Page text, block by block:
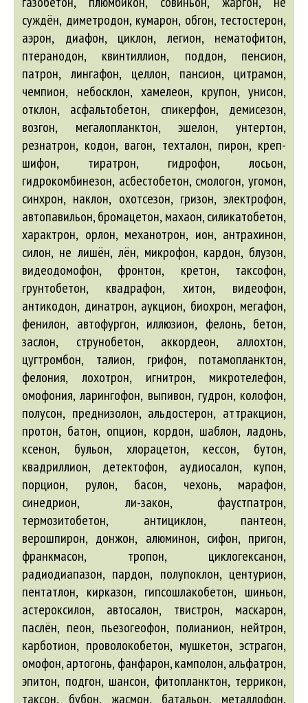
суждён, диметродон, кумарон, обгон, тестостерон,
аэрон, диафон, циклон, легион, нематофитон,
птеранодон, квинтиллион, поддон, пенсион,
патрон, лингафон, целлон, пансион, цитрамон,
чемпион, небосклон, хамелеон, крупон, унисон,
отклон, асфальтобетон, спикерфон, демисезон,
возгон, мегалопланктон, эшелон, унтертон,
резнатрон, кодон, вагон, техталон, пирон, креп-
шифон, тиратрон, гидрофон, лосьон,
гидрокомбинезон, асбестобетон, смологон, угомон,
синхрон, наклон, охотсезон, гризон, электрофон,
автопавильон, бромацетон, махаон, силикатобетон,
характрон, орлон, механотрон, ион, антрахинон,
силон, не лишён, лён, микрофон, кардон, блузон,
видеодомофон, фронтон, кретон, таксофон,
грунтобетон, квадрафон, хитон, видеофон,
антикодон, динатрон, аукцион, биохрон, мегафон,
фенилон, автофургон, иллюзион, фелонь, бетон,
заслон, струнобетон, аккордеон, аллохтон,
цугтромбон, талион, грифон, потамопланктон,
фелония, лохотрон, игнитрон, микротелефон,
омофония, ларингофон, выпивон, гудрон, колофон,
полусон, преднизолон, альдостерон, аттракцион,
протон, батон, опцион, кордон, шаблон, ладонь,
ксенон, бульон, хлорацетон, кессон, бутон,
квадриллион, детектофон, аудиосалон, купон,
порцион, рулон, басон, чехонь, марафон,
синедрион, ли-закон, фаустпатрон,
термозитобетон, антициклон, пантеон,
верошпирон, донжон, алюминон, сифон, пригон,
франкмасон, тропон, циклогексанон,
радиодиапазон, пардон, полупоклон, центурион,
пентатлон, кирказон, гипсошлакобетон, шиньон,
астероксилон, автосалон, твистрон, маскарон,
паслён, пеон, пьезогеофон, полианион, нейтрон,
карботион, проволокобетон, мушкетон, эстрагон,
омофон, артогонь, фанфарон, камполон, альфатрон,
эпитон, подгон, шансон, фитопланктон, террикон,
таксон, бубон, жасмон, батальон, металлофон,